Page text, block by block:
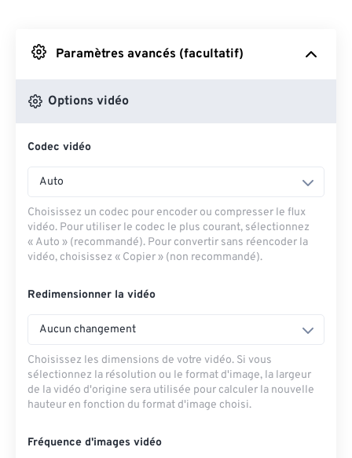
Depuis Google Drive
Depuis OneDrive
Paramètres avancés (facultatif)
Options vidéo
Codec vidéo
Auto
Choisissez un codec pour encoder ou compresser le flux
vidéo. Pour utiliser le codec le plus courant, sélectionnez
« Auto » (recommandé). Pour convertir sans réencoder la
vidéo, choisissez « Copier » (non recommandé).
Redimensionner la vidéo
Aucun changement
Choisissez les dimensions de votre vidéo. Si vous
sélectionnez la résolution ou le format d'image, la largeur
de la vidéo d'origine sera utilisée pour calculer la nouvelle
hauteur en fonction du format d'image choisi.
Fréquence d'images vidéo